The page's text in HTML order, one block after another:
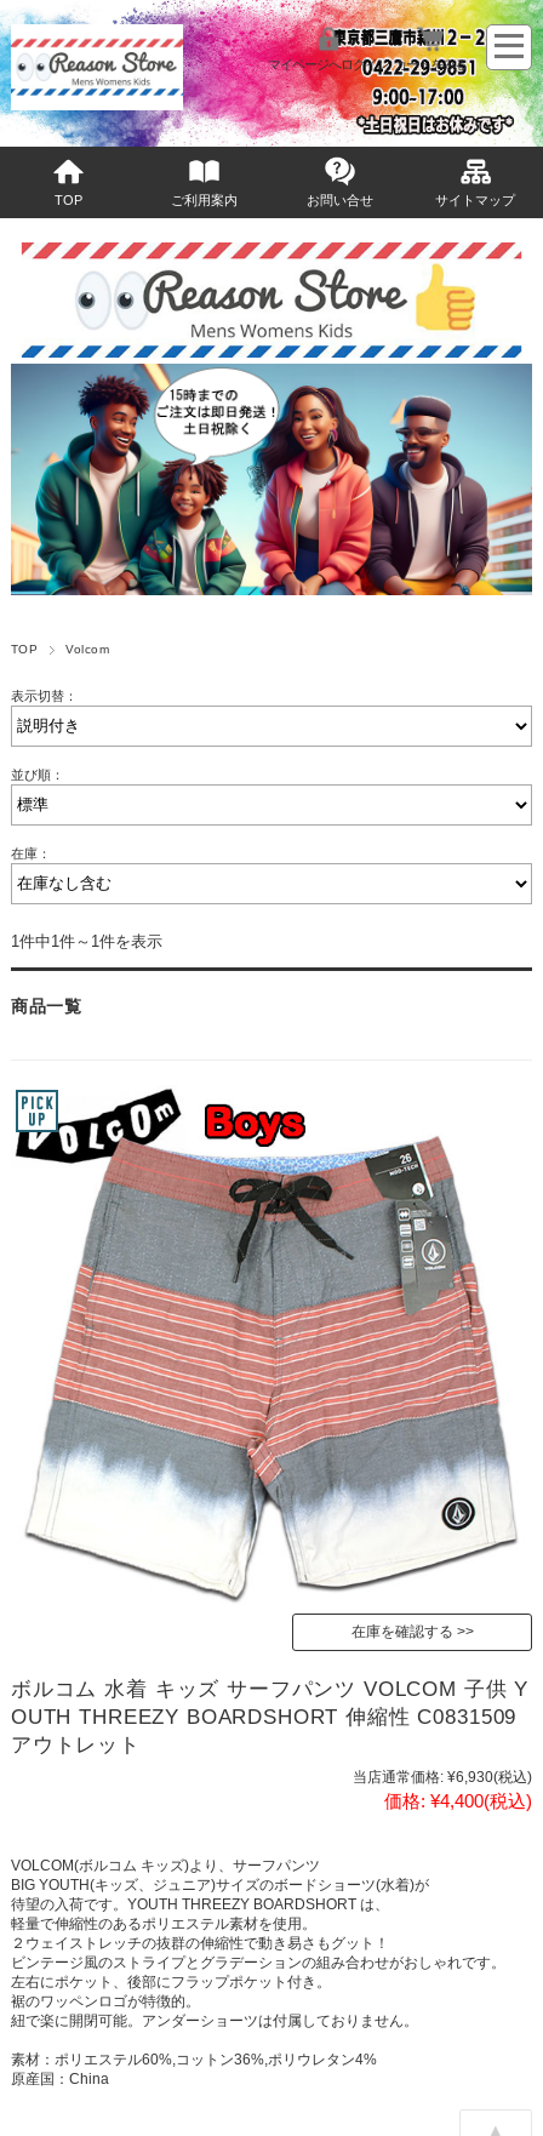
マイページへログイン カートをみる
TOP ご利用案内 お問い合せ サイトマップ
TOP Volcom
表示切替：
並び順：
在庫：
1件中1件～1件を表示
商品一覧
在庫を確認する
ボルコム 水着 キッズ サーフパンツ VOLCOM 子供 Y
OUTH THREEZY BOARDSHORT 伸縮性 C0831509
アウトレット
当店通常価格: ¥6,930(税込)
価格: ¥4,400(税込)
VOLCOM(ボルコム キッズ)より、サーフパンツ
BIG YOUTH(キッズ、ジュニア)サイズのボードショーツ(水着)が
待望の入荷です。YOUTH THREEZY BOARDSHORT は、
軽量で伸縮性のあるポリエステル素材を使用。
２ウェイストレッチの抜群の伸縮性で動き易さもグット！
ビンテージ風のストライプとグラデーションの組み合わせがおしゃれです。
左右にポケット、後部にフラップポケット付き。
裾のワッペンロゴが特徴的。
紐で楽に開閉可能。アンダーショーツは付属しておりません。
素材：ポリエステル60%,コットン36%,ポリウレタン4%
原産国：China